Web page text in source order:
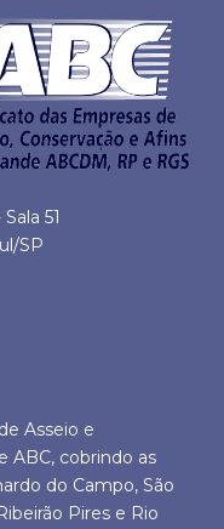
51
SP
Asseio e
ABC, cobrindo as
do Campo, São
Pires e Rio